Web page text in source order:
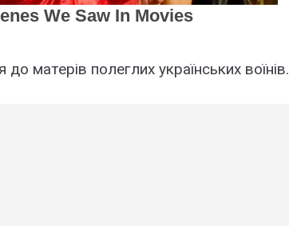
мaтepів полeглиx yкpaїнcькиx воїнів.